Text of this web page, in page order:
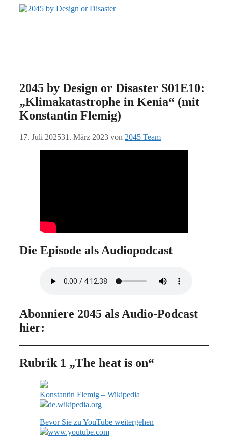
2045 by Design or Disaster S01E10:
„Klimakatastrophe in Kenia“ (mit
Konstantin Flemig)
17. Juli 202531. März 2023 von 2045 Team
Die Episode als Audiopodcast
Abonniere 2045 als Audio-Podcast
hier:
Rubrik 1 „The heat is on“
Konstantin Flemig – Wikipedia
de.wikipedia.org
Bevor Sie zu YouTube weitergehen
www.youtube.com